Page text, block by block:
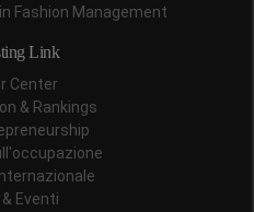
Fashion Management
Link
Center
& Rankings
Eventi